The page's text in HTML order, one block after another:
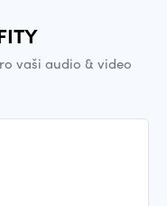
vaši audio & video